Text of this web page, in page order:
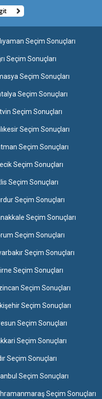
Seçim Sonuçları
Seçim Sonuçları
Seçim Sonuçları
Seçim Sonuçları
Seçim Sonuçları
Seçim Sonuçları
Seçim Sonuçları
Seçim Sonuçları
Seçim Sonuçları
Seçim Sonuçları
Seçim Sonuçları
Seçim Sonuçları
Seçim Sonuçları
Seçim Sonuçları
Seçim Sonuçları
Seçim Sonuçları
Seçim Sonuçları
Seçim Sonuçları
Seçim Sonuçları
Seçim Sonuçları
Seçim Sonuçları